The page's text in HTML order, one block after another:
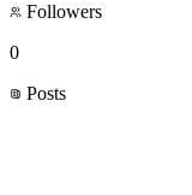
Followers
0
Posts